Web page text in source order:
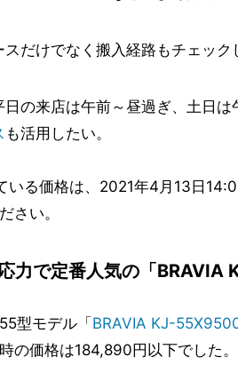
スだけでなく搬入経路もチェッ
の来店は午前～昼過ぎ、土日
も活用したい。
いる価格は、2021年4月13日
さい。
力で定番人気の「BRAVIA
型モデル「 BRAVIA KJ-
の価格は184,890円以下でした。